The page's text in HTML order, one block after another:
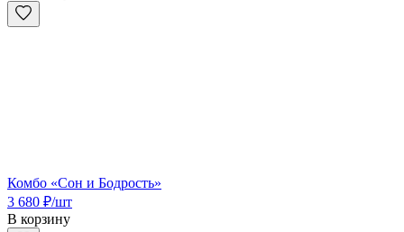
Комбо «Сон и Бодрость»
3 680 ₽/шт
В корзину